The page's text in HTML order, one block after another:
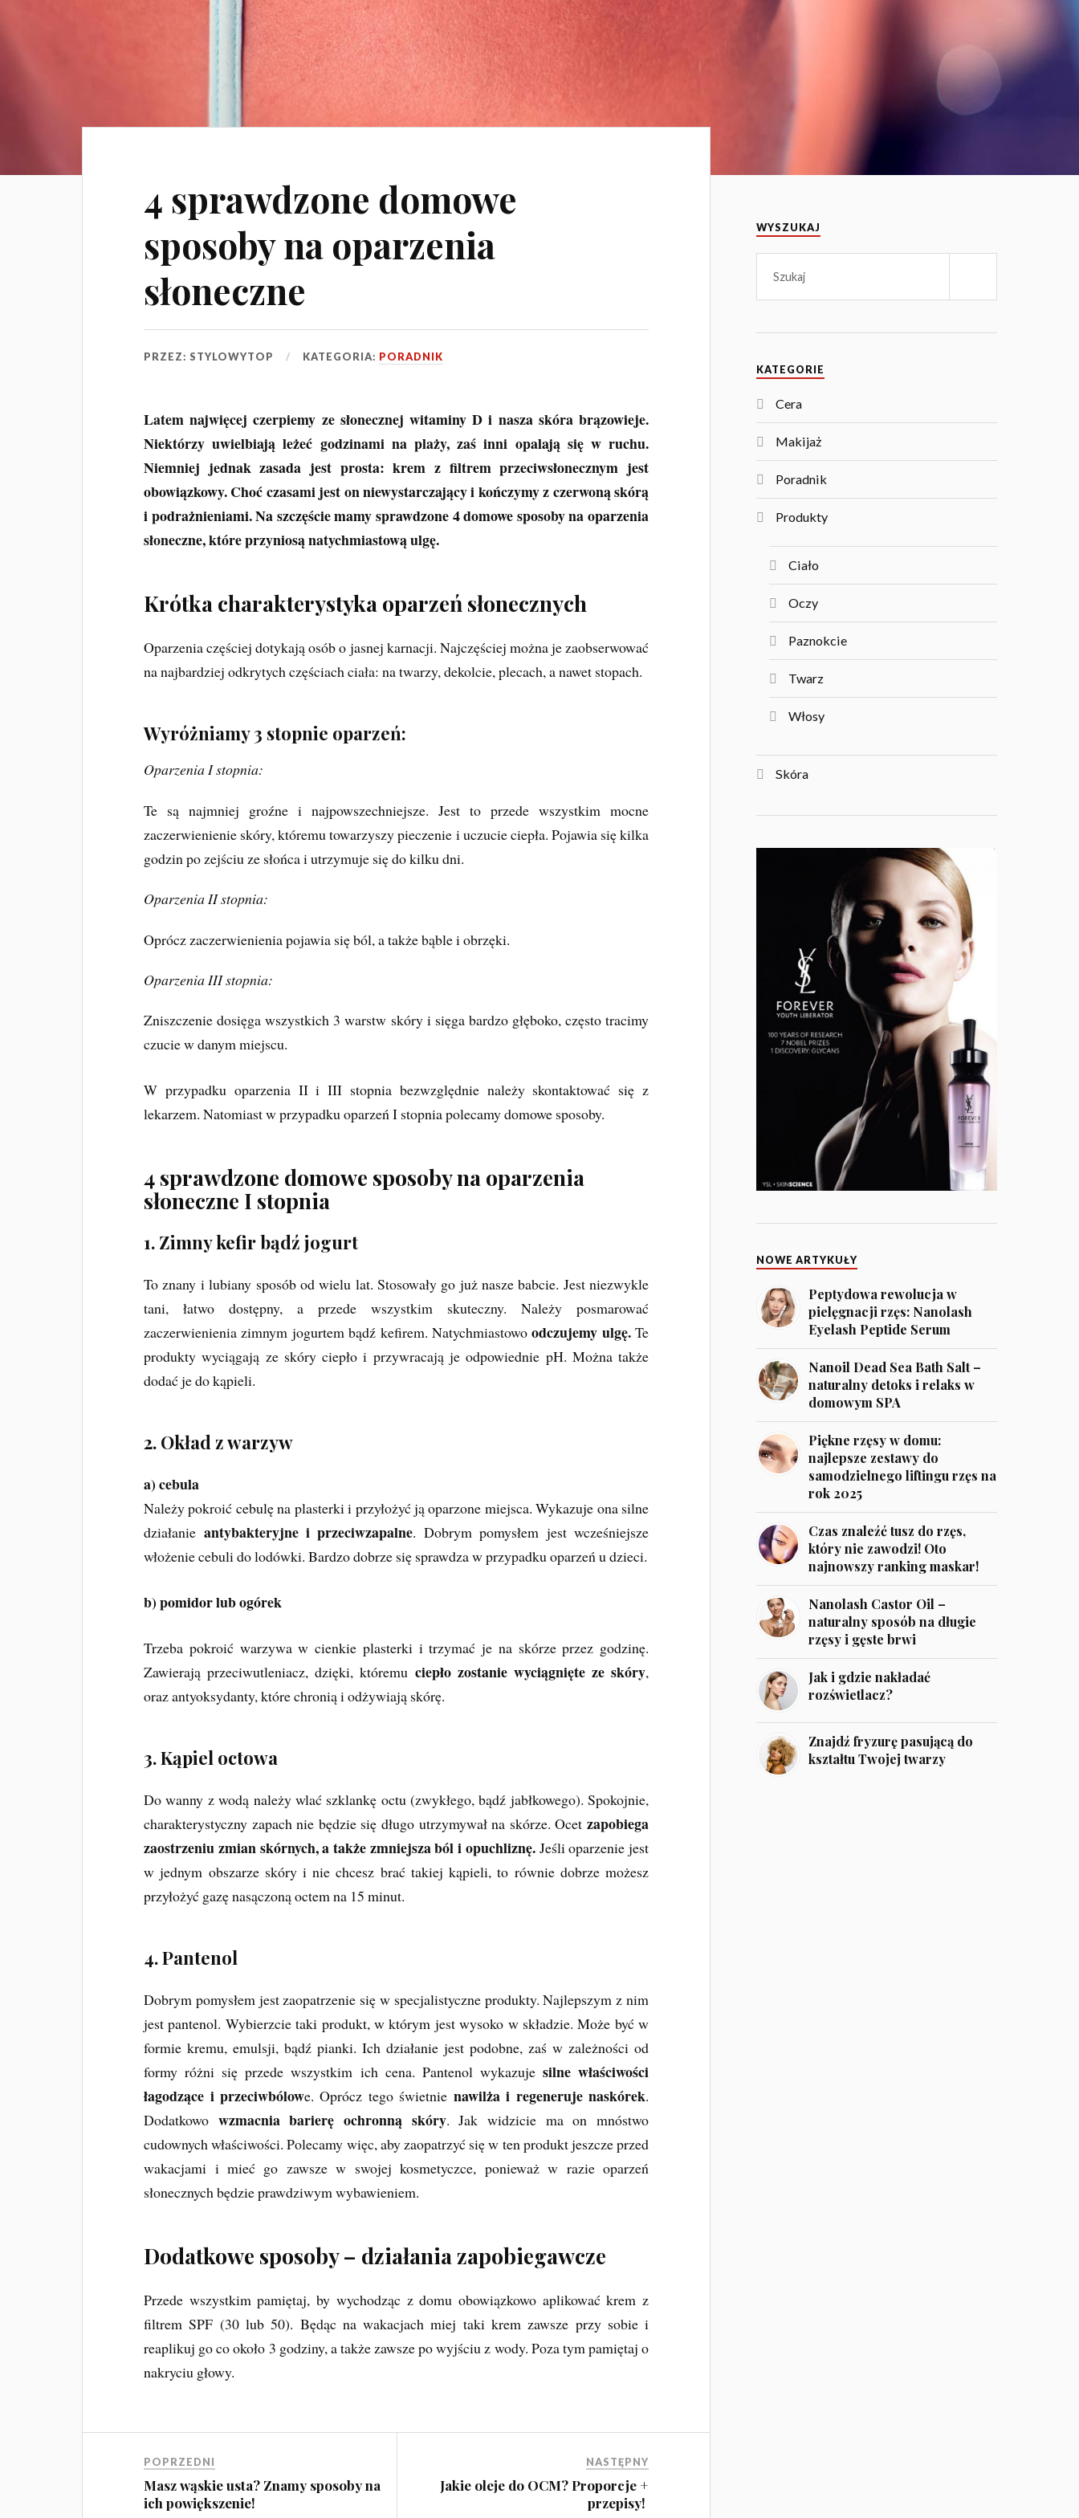
4 sprawdzone domowe
sposoby na oparzenia
słoneczne
PRZEZ: STYLOWYTOP KATEGORIA: PORADNIK
Latem najwięcej czerpiemy ze słonecznej witaminy D i nasza skóra brązowieje.
Niektórzy uwielbiają leżeć godzinami na plaży, zaś inni opalają się w ruchu.
Niemniej jednak zasada jest prosta: krem z filtrem przeciwsłonecznym jest
obowiązkowy. Choć czasami jest on niewystarczający i kończymy z czerwoną skórą
i podrażnieniami. Na szczęście mamy sprawdzone 4 domowe sposoby na oparzenia
słoneczne, które przyniosą natychmiastową ulgę.
Krótka charakterystyka oparzeń słonecznych
Oparzenia częściej dotykają osób o jasnej karnacji. Najczęściej można je zaobserwować
na najbardziej odkrytych częściach ciała: na twarzy, dekolcie, plecach, a nawet stopach.
Wyróżniamy 3 stopnie oparzeń:
Oparzenia I stopnia:
Te są najmniej groźne i najpowszechniejsze. Jest to przede wszystkim mocne
zaczerwienienie skóry, któremu towarzyszy pieczenie i uczucie ciepła. Pojawia się kilka
godzin po zejściu ze słońca i utrzymuje się do kilku dni.
Oparzenia II stopnia:
Oprócz zaczerwienienia pojawia się ból, a także bąble i obrzęki.
Oparzenia III stopnia:
Zniszczenie dosięga wszystkich 3 warstw skóry i sięga bardzo głęboko, często tracimy
czucie w danym miejscu.
W przypadku oparzenia II i III stopnia bezwzględnie należy skontaktować się z
lekarzem. Natomiast w przypadku oparzeń I stopnia polecamy domowe sposoby.
4 sprawdzone domowe sposoby na oparzenia
słoneczne I stopnia
1. Zimny kefir bądź jogurt
To znany i lubiany sposób od wielu lat. Stosowały go już nasze babcie. Jest niezwykle
tani, łatwo dostępny, a przede wszystkim skuteczny. Należy posmarować
zaczerwienienia zimnym jogurtem bądź kefirem. Natychmiastowoodczujemy ulgę.Te
produkty wyciągają ze skóry ciepło i przywracają je odpowiednie pH. Można także
dodać je do kąpieli.
2. Okład z warzyw
a) cebula
Należy pokroić cebulę na plasterki i przyłożyć ją oparzone miejsca. Wykazuje ona silne
działanie antybakteryjne i przeciwzapalne. Dobrym pomysłem jest wcześniejsze
włożenie cebuli do lodówki. Bardzo dobrze się sprawdza w przypadku oparzeń u dzieci.
b) pomidor lub ogórek
Trzeba pokroić warzywa w cienkie plasterki i trzymać je na skórze przez godzinę.
Zawierają przeciwutleniacz, dzięki, któremu ciepło zostanie wyciągnięte ze skóry,
oraz antyoksydanty, które chronią i odżywiają skórę.
3. Kąpiel octowa
Do wanny z wodą należy wlać szklankę octu (zwykłego, bądź jabłkowego). Spokojnie,
charakterystyczny zapach nie będzie się długo utrzymywał na skórze. Ocetzapobiega
zaostrzeniu zmian skórnych, a także zmniejsza ból i opuchliznę.Jeśli oparzenie jest
w jednym obszarze skóry i nie chcesz brać takiej kąpieli, to równie dobrze możesz
przyłożyć gazę nasączoną octem na 15 minut.
4. Pantenol
Dobrym pomysłem jest zaopatrzenie się w specjalistyczne produkty. Najlepszym z nim
jest pantenol. Wybierzcie taki produkt, w którym jest wysoko w składzie. Może być w
formie kremu, emulsji, bądź pianki. Ich działanie jest podobne, zaś w zależności od
formy różni się przede wszystkim ich cena. Pantenol wykazuje silne właściwości
łagodzące i przeciwbólowe. Oprócz tego świetnie nawilża i regeneruje naskórek.
Dodatkowo wzmacnia barierę ochronną skóry. Jak widzicie ma on mnóstwo
cudownych właściwości. Polecamy więc, aby zaopatrzyć się w ten produkt jeszcze przed
wakacjami i mieć go zawsze w swojej kosmetyczce, ponieważ w razie oparzeń
słonecznych będzie prawdziwym wybawieniem.
Dodatkowe sposoby – działania zapobiegawcze
Przede wszystkim pamiętaj, by wychodząc z domu obowiązkowo aplikować krem z
filtrem SPF (30 lub 50). Będąc na wakacjach miej taki krem zawsze przy sobie i
reaplikuj go co około 3 godziny, a także zawsze po wyjściu z wody. Poza tym pamiętaj o
nakryciu głowy.
POPRZEDNI
Masz wąskie usta? Znamy sposoby na
ich powiększenie!
NASTĘPNY
Jakie oleje do OCM? Proporcje +
przepisy!
WYSZUKAJ
KATEGORIE
Cera
Makijaż
Poradnik
Produkty
Ciało
Oczy
Paznokcie
Twarz
Włosy
Skóra
NOWE ARTYKUŁY
Peptydowa rewolucja w
pielęgnacji rzęs: Nanolash
Eyelash Peptide Serum
Nanoil Dead Sea Bath Salt –
naturalny detoks i relaks w
domowym SPA
Piękne rzęsy w domu:
najlepsze zestawy do
samodzielnego liftingu rzęs na
rok 2025
Czas znaleźć tusz do rzęs,
który nie zawodzi! Oto
najnowszy ranking maskar!
Nanolash Castor Oil –
naturalny sposób na długie
rzęsy i gęste brwi
Jak i gdzie nakładać
rozświetlacz?
Znajdź fryzurę pasującą do
kształtu Twojej twarzy